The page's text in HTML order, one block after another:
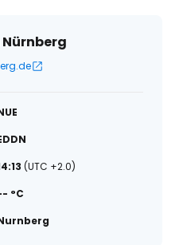
(UTC +2.0)
°C